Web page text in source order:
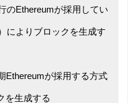
のEthereumが採用してい
によりブロックを生成す
Ethereumが採用する方式
を生成する